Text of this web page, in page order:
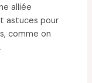
alliée
astuces pour
comme on